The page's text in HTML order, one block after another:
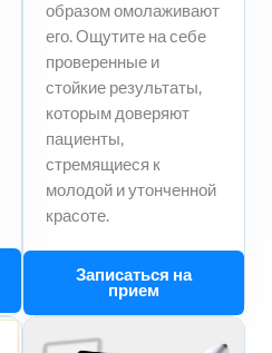
образом омолаживают
его. Ощутите на себе
проверенные и
стойкие результаты,
которым доверяют
пациенты,
стремящиеся к
молодой и утонченной
красоте.
Записаться на
прием